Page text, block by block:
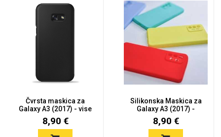
Čvrsta maskica za
Galaxy A3 (2017) - vise
boja
8,90 €
Silikonska Maskica za
Galaxy A3 (2017) -
Više...
8,90 €